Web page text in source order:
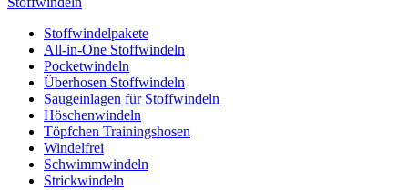
Stoffwindelpakete
All-in-One Stoffwindeln
Pocketwindeln
Überhosen Stoffwindeln
Saugeinlagen für Stoffwindeln
Höschenwindeln
Töpfchen Trainingshosen
Windelfrei
Schwimmwindeln
Strickwindeln